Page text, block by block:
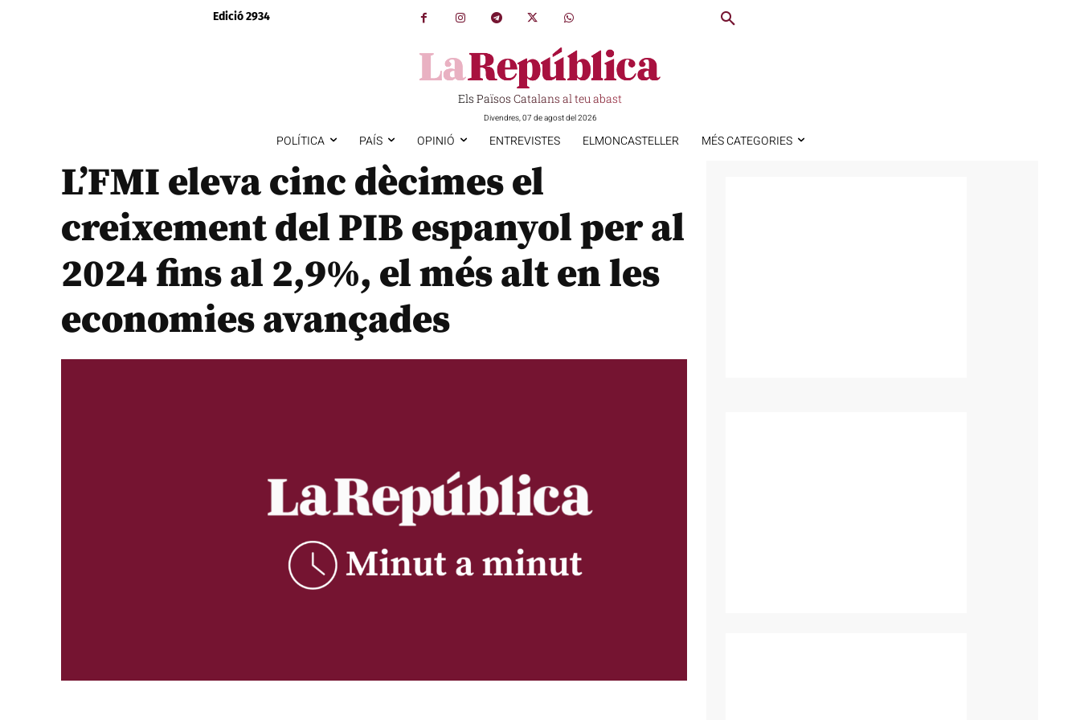
Edició 2934
Els Països Catalans al teu abast
Divendres, 07 de agost del 2026
POLÍTICA PAÍS OPINIÓ ENTREVISTES ELMONCASTELLER MÉS CATEGORIES
L’FMI eleva cinc dècimes el
creixement del PIB espanyol per al
2024 fins al 2,9%, el més alt en les
economies avançades